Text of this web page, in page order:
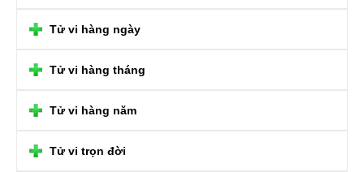
Tử vi hàng ngày
Tử vi hàng tháng
Tử vi hàng năm
Tử vi trọn đời